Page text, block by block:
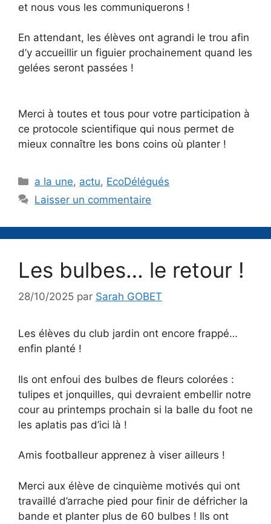
et nous vous les communiquerons !
En attendant, les élèves ont agrandi le trou afin
d’y accueillir un figuier prochainement quand les
gelées seront passées !
Merci à toutes et tous pour votre participation à
ce protocole scientifique qui nous permet de
mieux connaître les bons coins où planter !
Catégories
a la une, actu, EcoDélégués
Laisser un commentaire
Les bulbes… le retour !
28/10/2025 par Sarah GOBET
Les élèves du club jardin ont encore frappé…
enfin planté !
Ils ont enfoui des bulbes de fleurs colorées :
tulipes et jonquilles, qui devraient embellir notre
cour au printemps prochain si la balle du foot ne
les aplatis pas d’ici là !
Amis footballeur apprenez à viser ailleurs !
Merci aux élève de cinquième motivés qui ont
travaillé d’arrache pied pour finir de défricher la
bande et planter plus de 60 bulbes ! Ils ont